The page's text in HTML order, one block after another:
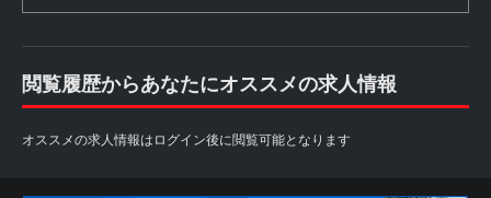
閲覧履歴からあなたにオススメの求人情報
オススメの求人情報はログイン後に閲覧可能となります